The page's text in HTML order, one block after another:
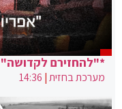
*"להחזירם
מערכת בחזית|
14:36